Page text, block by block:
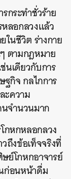
กระทำชั่วร้าย
ลอกลวงแล้ว
นชีวิต ร่างกาย
ตามกฎหมาย
นเดียวกับการ
ฐกิจ กลไกการ
ะความ
จำนวนมาก
กหกหลอกลวง
ถึงข้อเท็จจริงที่
ย์โกหกอาจารย์
ก่อนหน้าดื่ม